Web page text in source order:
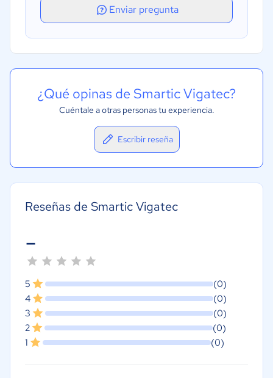
Enviar pregunta
¿Qué opinas de Smartic Vigatec?
Cuéntale a otras personas tu experiencia.
Escribir reseña
Reseñas de Smartic Vigatec
-
5
(0)
4
(0)
3
(0)
2
(0)
1
(0)